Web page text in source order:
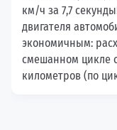
км/ч за 7,7
двигателя
экономичным:
смешанном цикле
километров (по